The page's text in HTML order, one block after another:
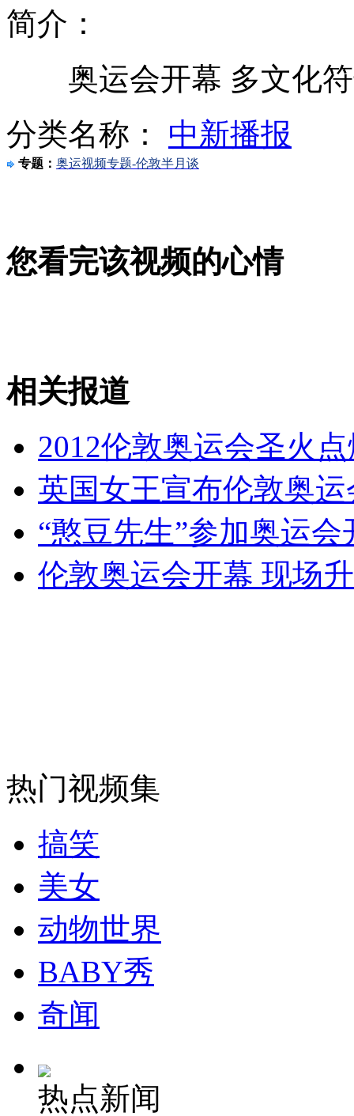
乙肝大学生北京街头邀路人吃饭
壶口瀑布迎23年来最大洪峰
大叔摆地摊 要做"恋爱指导"
山西运城恶犬咬伤多人 警民合力深夜将其击毙
女孩北京地铁殴打老人 痛下狠手拳打脚踢
安徽一实载49人客车翻车
走！跟着总书记去植树
消防员救轻生者 花炮节热闹非凡
纽约上演“枕头大战”
司机酒驾遇交警 急速倒车逃窜
简介：
奥运会开幕 多文化符
分类名称： 中新播报
专题： 奥运视频专题-伦敦半月谈
您看完该视频的心情
相关报道
2012伦敦奥运会圣火
英国女王宣布伦敦奥
“憨豆先生”参加奥运
伦敦奥运会开幕 现场
热门视频集
搞笑
美女
动物世界
BABY秀
奇闻
热点新闻